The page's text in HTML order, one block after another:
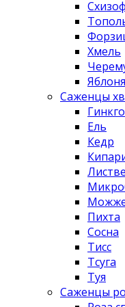
Хмель
Саженцы
Ель
Кедр
Пихта
Сосна
Тисс
Тсуга
Туя
Саженцы